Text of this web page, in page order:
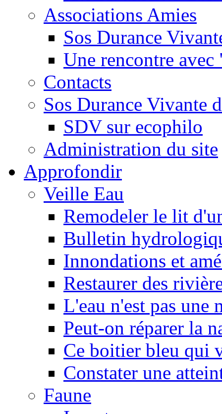
Associations Amies
Sos Durance
Une rencontre
Contacts
Sos Durance Vivante
SDV sur ecophilo
Administration du site
Approfondir
Veille Eau
Remodeler le lit
Bulletin
Innondations et
Restaurer des
L'eau n'est pas une
Peut-on réparer la
Ce boitier bleu qui
Constater une
Faune